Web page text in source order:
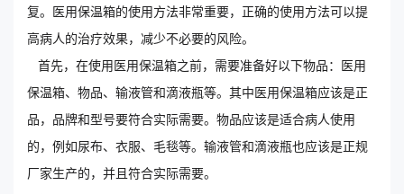
复。医用保温箱的使用方法非常重要，正确的使用方法可以提
高病人的治疗效果，减少不必要的风险。
首先，在使用医用保温箱之前，需要准备好以下物品：医用
保温箱、物品、输液管和滴液瓶等。其中医用保温箱应该是正
品，品牌和型号要符合实际需要。物品应该是适合病人使用
的，例如尿布、衣服、毛毯等。输液管和滴液瓶也应该是正规
厂家生产的，并且符合实际需要。